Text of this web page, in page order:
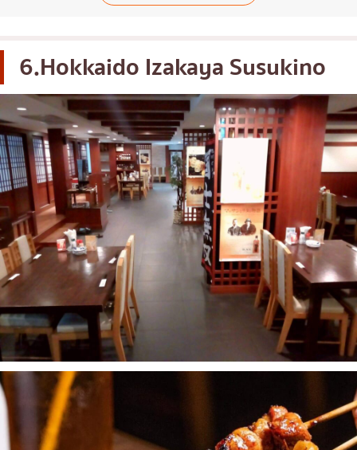
6.Hokkaido Izakaya Susukino